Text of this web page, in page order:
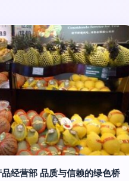
经营部 品质与信赖的绿色桥